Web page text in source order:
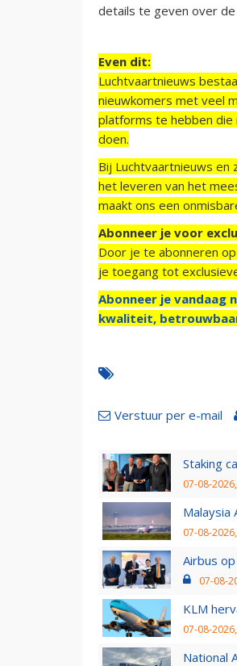
details te geven over
Even dit:
Luchtvaartnieuws
nieuwkomers met veel
platforms te hebben die
doen.
Bij Luchtvaartnieuws
het leveren van het
maakt ons een
Abonneer je voor
Door je te abonneren
je toegang tot
Abonneer je vandaag
kwaliteit,
Verstuur per e-mail
Staking
07-08-
Malaysia
07-08-
Airbus
07-08-
KLM
07-08-
National